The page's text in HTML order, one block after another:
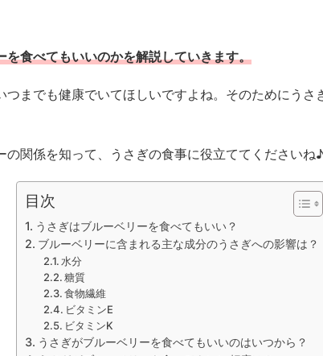
を食べてもいいのかを解説していきます。
つまでも健康でいてほしいですよね。そのためにうさ
の関係を知って、うさぎの食事に役立ててくださいね♪
目次
うさぎはブルーベリーを食べてもいい？
ブルーベリーに含まれる主な成分のうさぎへの影響は？
水分
糖質
食物繊維
ビタミンE
ビタミンK
うさぎがブルーベリーを食べてもいいのはいつから？